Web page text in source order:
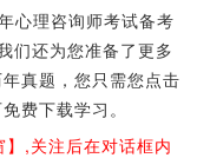
心理咨询师考试备考
们还为您准备了更多
真题，您只需您点击
费下载学习。
,关注后在对话框内